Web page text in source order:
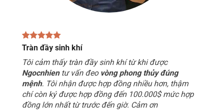
Tràn đầy sinh khí
Tôi cảm thấy tràn đầy sinh khí từ khi được
Ngocnhientư vấn đeo vòng phong thủy đúng
mệnh. Tôi nhận được hợp đồng nhiều hơn, thậm
chí còn ký được hợp đồng đến 100.000$ mức hợp
đồng lớn nhất từ trước đến giờ. Cảm ơn